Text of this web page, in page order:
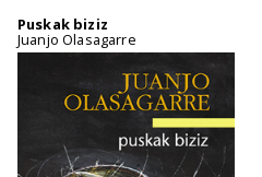
Puskak biziz
Juanjo Olasagarre